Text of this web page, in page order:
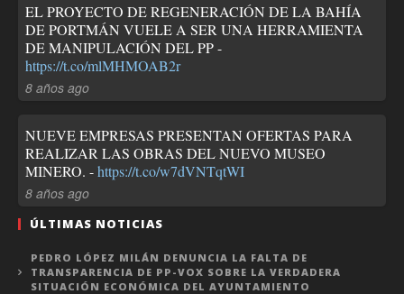
EL PROYECTO DE REGENERACIÓN DE LA BAHÍA
DE PORTMÁN VUELE A SER UNA HERRAMIENTA
DE MANIPULACIÓN DEL PP -
https://t.co/mlMHMOAB2r
8 años ago
NUEVE EMPRESAS PRESENTAN OFERTAS PARA
REALIZAR LAS OBRAS DEL NUEVO MUSEO
MINERO. -https://t.co/w7dVNTqtWI
8 años ago
ÚLTIMAS NOTICIAS
PEDRO LÓPEZ MILÁN DENUNCIA LA FALTA DE
TRANSPARENCIA DE PP-VOX SOBRE LA VERDADERA
SITUACIÓN ECONÓMICA DEL AYUNTAMIENTO